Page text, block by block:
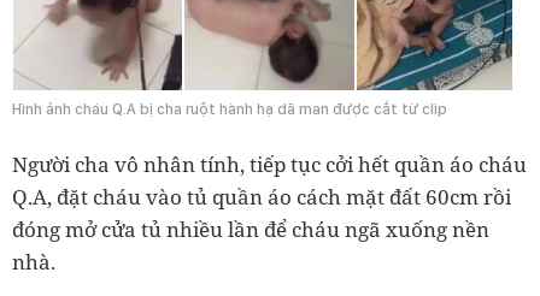
Hình ảnh cháu Q.A bị cha ruột hành hạ dã man được cắt từ clip
Người cha vô nhân tính, tiếp tục cởi hết quần áo cháu
Q.A, đặt cháu vào tủ quần áo cách mặt đất 60cm rồi
đóng mở cửa tủ nhiều lần để cháu ngã xuống nền
nhà.